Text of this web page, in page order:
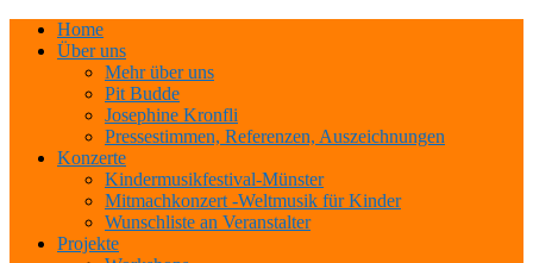
Home
Über uns
Mehr über uns
Pit Budde
Josephine Kronfli
Pressestimmen, Referenzen, Auszeichnungen
Konzerte
Kindermusikfestival-Münster
Mitmachkonzert -Weltmusik für Kinder
Wunschliste an Veranstalter
Projekte